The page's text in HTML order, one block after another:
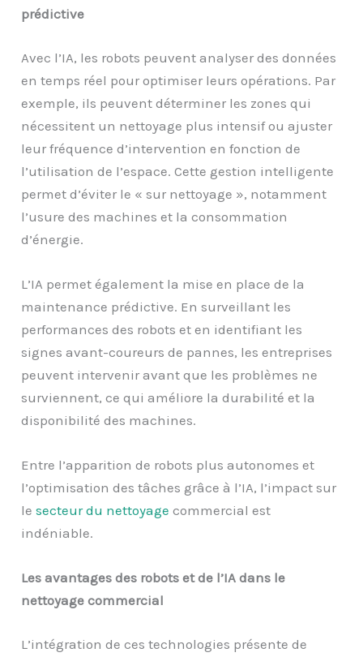
prédictive
Avec l’IA, les robots peuvent analyser des données
en temps réel pour optimiser leurs opérations. Par
exemple, ils peuvent déterminer les zones qui
nécessitent un nettoyage plus intensif ou ajuster
leur fréquence d’intervention en fonction de
l’utilisation de l’espace. Cette gestion intelligente
permet d’éviter le « sur nettoyage », notamment
l’usure des machines et la consommation
d’énergie.
L’IA permet également la mise en place de la
maintenance prédictive. En surveillant les
performances des robots et en identifiant les
signes avant-coureurs de pannes, les entreprises
peuvent intervenir avant que les problèmes ne
surviennent, ce qui améliore la durabilité et la
disponibilité des machines.
Entre l’apparition de robots plus autonomes et
l’optimisation des tâches grâce à l’IA, l’impact sur
lesecteur du nettoyage commercial est
indéniable.
Les avantages des robots et de l’IA dans le
nettoyage commercial
L’intégration de ces technologies présente de